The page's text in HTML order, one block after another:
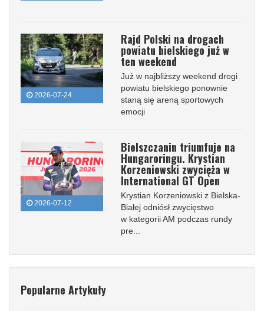
2026-07-24
Rajd Polski na drogach
powiatu bielskiego już w
ten weekend
Już w najbliższy weekend drogi
powiatu bielskiego ponownie
staną się areną sportowych
emocji
2026-07-12
Bielszczanin triumfuje na
Hungaroringu. Krystian
Korzeniowski zwycięża w
International GT Open
Krystian Korzeniowski z Bielska-
Białej odniósł zwycięstwo
w kategorii AM podczas rundy
pre...
Popularne Artykuły